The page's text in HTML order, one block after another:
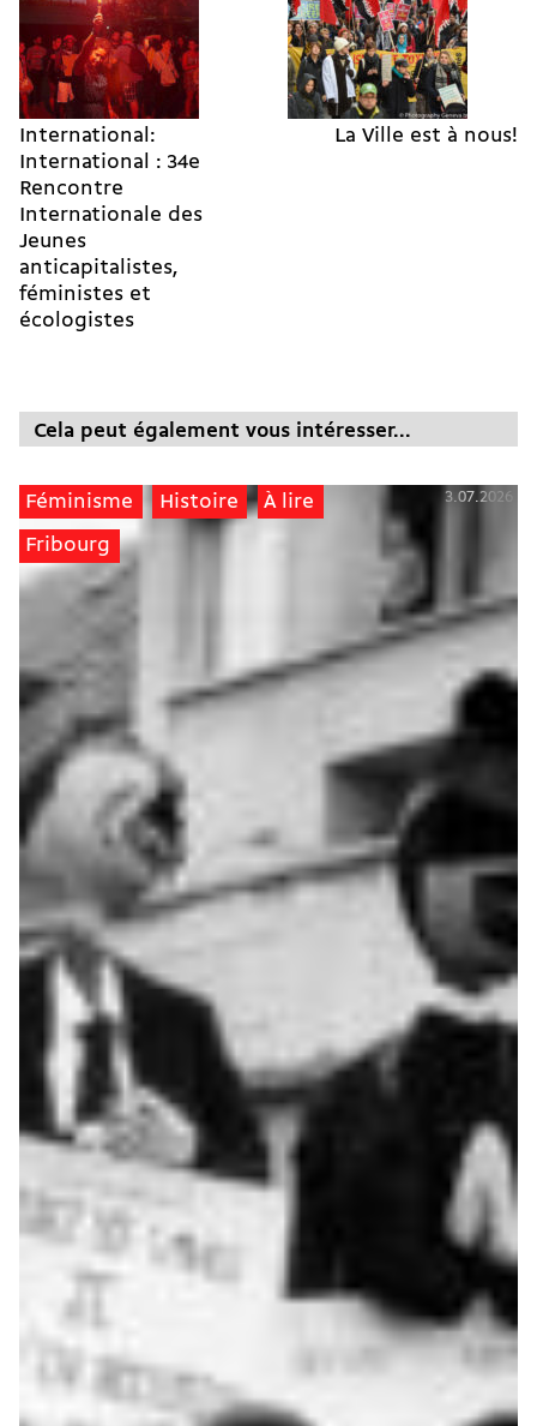
International:
International : 34e
Rencontre
Internationale des
Jeunes
anticapitalistes,
féministes et
écologistes
La Ville est à nous!
Cela peut également vous intéresser...
Féminisme Histoire À lire
Fribourg
3.07.2026